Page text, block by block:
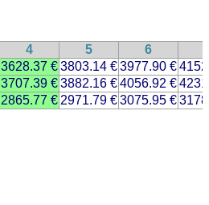
4 5 6
3628.37 €3803.14 €3977.90 €
3707.39 €3882.16 €4056.92 €
2865.77 € 2971.79 €3075.95 €